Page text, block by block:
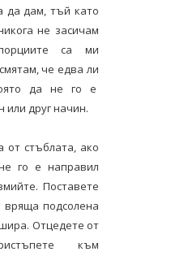
да дам, тъй като
не засичам
са ми
че едва ли
да не го е
или друг начин.
от стъблата, ако
го е направил
Поставете
подсолена
Отцедете от
към